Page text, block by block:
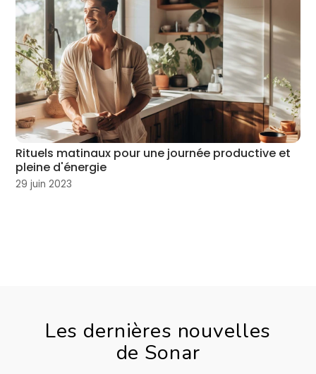
Rituels matinaux pour une journée productive et
pleine d'énergie
29 juin 2023
Les dernières nouvelles
de Sonar